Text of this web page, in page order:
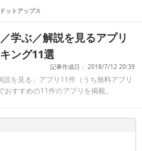
ドットアップス
学ぶ／解説を見るアプリ
ング11選
記事作成日： 2018/7/12 20:39
説を見る」アプリ11件（うち無料アプリ
すすめの11件のアプリを掲載。